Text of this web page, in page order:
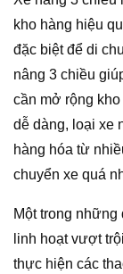
kho hàng hiệu
đặc biệt để di
nâng 3 chiều
cần mở rộng
dễ dàng, loại xe
hàng hóa từ
chuyển xe quá
Một trong những
linh hoạt vượt
thực hiện các